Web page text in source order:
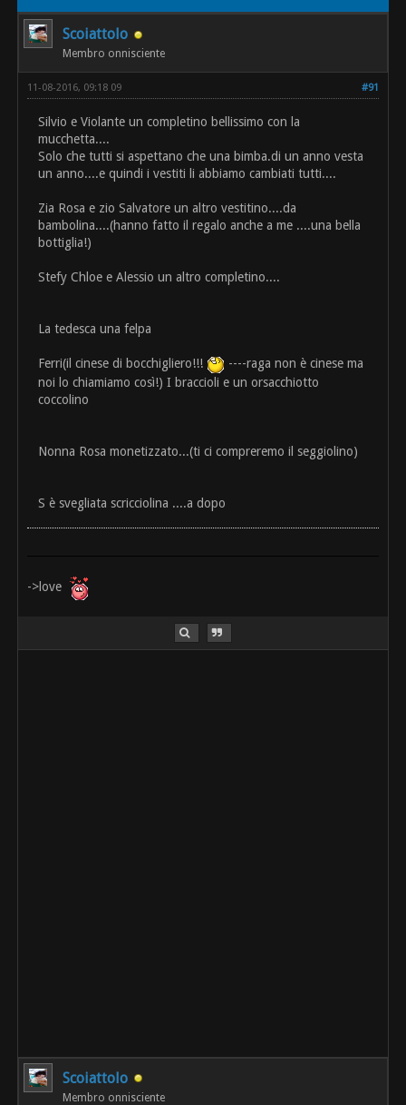
Scoiattolo
Membro onnisciente
#91
11-08-2016, 09:18 09
Silvio e Violante un completino bellissimo con la
mucchetta....
Solo che tutti si aspettano che una bimba.di un anno vesta
un anno....e quindi i vestiti li abbiamo cambiati tutti....
Zia Rosa e zio Salvatore un altro vestitino....da
bambolina....(hanno fatto il regalo anche a me ....una bella
bottiglia!)
Stefy Chloe e Alessio un altro completino....
La tedesca una felpa
Ferri(il cinese di bocchigliero!!!
----raga non è cinese ma
noi lo chiamiamo così!) I braccioli e un orsacchiotto
coccolino
Nonna Rosa monetizzato...(ti ci compreremo il seggiolino)
S è svegliata scricciolina ....a dopo
->love
Scoiattolo
Membro onnisciente